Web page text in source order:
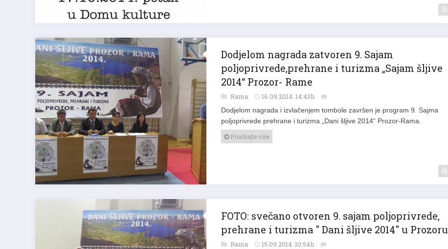
Dodjelom nagrada zatvoren 9. Sajam
poljoprivrede,prehrane i turizma „Sajam šljive
2014“ Prozor- Rame
Rama 16.09.2014. 14:43h
Dodjelom nagrada i izvlačenjem tombole završen je program 9. Sajma
poljoprivrede prehrane i turizma „Dani šljive 2014“ Prozor-Rama.
Pročitajte više
FOTO: svečano otvoren 9. sajam poljoprivrede,
prehrane i turizma " Dani šljive 2014" u Prozoru
Rama 15.09.2014. 10:54h